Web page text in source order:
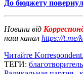
До бюджету
Новини від
наш канал https://t.me/
Читайте
ТЕГИ: